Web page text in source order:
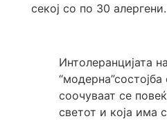
секој со по 30 алергени.
Интолеранцијата
“модерна”состојба
соочуваат се
светот и која има